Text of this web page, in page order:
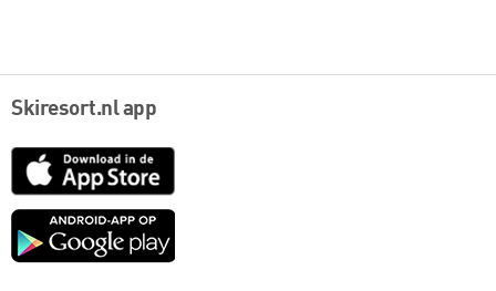
Skiresort.nl app
App
Google